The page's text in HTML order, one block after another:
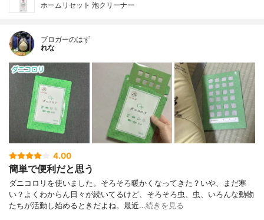
ホームリセット 泡クリーナー
ブロガーのはず
れな
4.00
簡単で便利だと思う
ダニコロリを使いました。そろそろ暖かくなってきた？いや、まだ寒
い？よくわからん日々が続いてるけど、そろそろ虫、虫、いろんな動物
たちが活動し始めるときだよね。最近…続きを見る